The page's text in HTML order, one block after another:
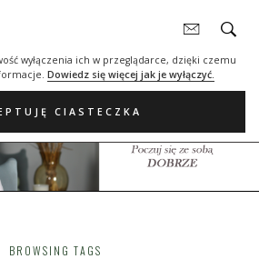
oraz funkcjonalnych. Dzięki nim możemy
wyłączenia ich w przeglądarce, dzięki czemu
Dowiedz się więcej jak je wyłączyć.
CIASTECZKA
BROWSING TAGS